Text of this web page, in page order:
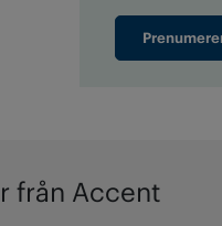
från Accent